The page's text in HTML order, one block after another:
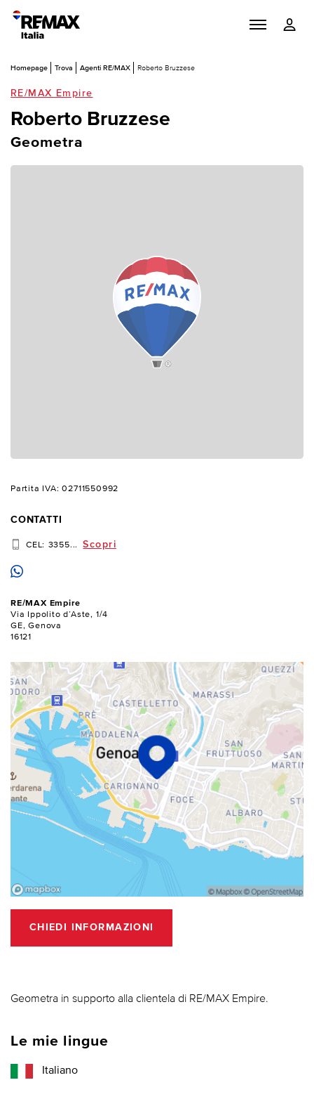
Homepage Trova Agenti RE/MAX Roberto Bruzzese
RE/MAX Empire
Roberto Bruzzese
Geometra
Partita IVA: 02711550992
CONTATTI
CEL: 3355... Scopri
RE/MAX Empire
Via Ippolito d’Aste, 1/4
GE, Genova
16121
CHIEDI INFORMAZIONI
Geometra in supporto alla clientela di RE/MAX Empire.
Le mie lingue
Italiano